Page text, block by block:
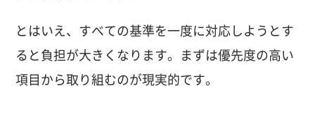
とはいえ、すべての基準を一度に対応しようとす
ると負担が大きくなります。まずは優先度の高い
項目から取り組むのが現実的です。